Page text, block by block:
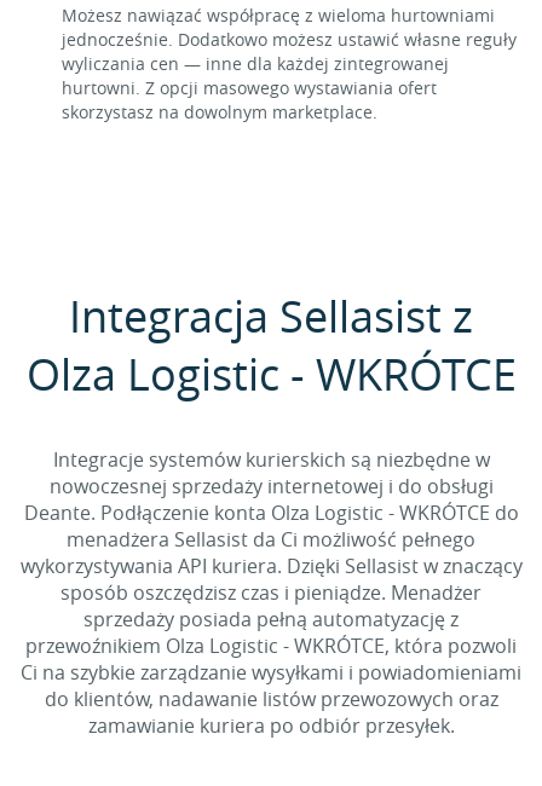
Możesz nawiązać współpracę z wieloma hurtowniami
jednocześnie. Dodatkowo możesz ustawić własne reguły
wyliczania cen — inne dla każdej zintegrowanej
hurtowni. Z opcji masowego wystawiania ofert
skorzystasz na dowolnym marketplace.
Integracja Sellasist z
Olza Logistic - WKRÓTCE
Integracje systemów kurierskich są niezbędne w
nowoczesnej sprzedaży internetowej i do obsługi
Deante. Podłączenie konta Olza Logistic - WKRÓTCE do
menadżera Sellasist da Ci możliwość pełnego
wykorzystywania API kuriera. Dzięki Sellasist w znaczący
sposób oszczędzisz czas i pieniądze. Menadżer
sprzedaży posiada pełną automatyzację z
przewoźnikiem Olza Logistic - WKRÓTCE, która pozwoli
Ci na szybkie zarządzanie wysyłkami i powiadomieniami
do klientów, nadawanie listów przewozowych oraz
zamawianie kuriera po odbiór przesyłek.